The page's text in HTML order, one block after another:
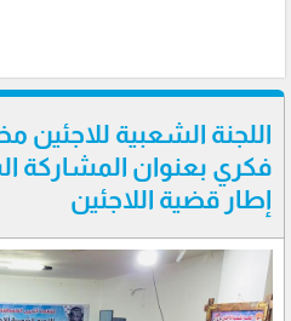
اللجنة الشعبية للاجئين
فكري بعنوان المشاركة
إطار قضية اللاجئين